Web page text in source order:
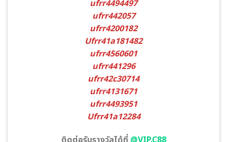
ufrr4494497
ufrr442057
ufrr4200182
Ufrr41a181482
ufrr4560601
ufrr441296
ufrr42c30714
ufrr4131671
ufrr4493951
Ufrr41a12284